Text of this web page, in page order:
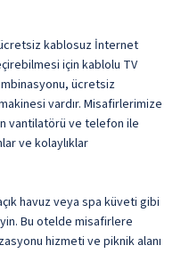
kablosuz İnternet
için kablolu TV
ücretsiz
vardır. Misafirlerimize
vantilatörü ve telefon ile
ve kolaylıklar
havuz veya spa küveti gibi
Bu otelde misafirlere
hizmeti ve piknik alanı